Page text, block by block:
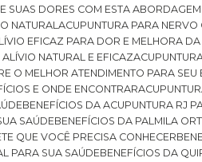
SUAS DORES COM ESTA
NATURAL
ACUPUNTURA PARA
EFICAZ PARA DOR E MELHORA
ALÍVIO NATURAL E EFICAZ
O MELHOR ATENDIMENTO PARA SEU
E ONDE ENCONTRAR
BENEFÍCIOS DA ACUPUNTURA RJ
SAÚDE
BENEFÍCIOS DA PALMILA
QUE VOCÊ PRECISA CONHECER
PARA SUA SAÚDE
BENEFÍCIOS DA